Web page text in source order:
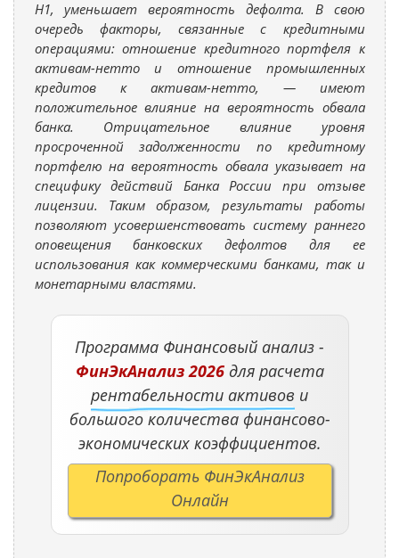
Н1, уменьшает вероятность дефолта. В свою
очередь факторы, связанные с кредитными
операциями: отношение кредитного портфеля к
активам-нетто и отношение промышленных
кредитов к активам-нетто, — имеют
положительное влияние на вероятность обвала
банка. Отрицательное влияние уровня
просроченной задолженности по кредитному
портфелю на вероятность обвала указывает на
специфику действий Банка России при отзыве
лицензии. Таким образом, результаты работы
позволяют усовершенствовать систему раннего
оповещения банковских дефолтов для ее
использования как коммерческими банками, так и
монетарными властями.
Программа Финансовый анализ -
ФинЭкАнализ 2026для расчета
рентабельности активов и
большого количества финансово-
экономических коэффициентов.
Попроборать ФинЭкАнализ
Онлайн